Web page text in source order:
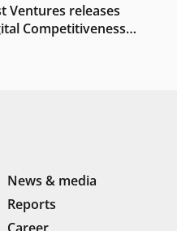
Ventures releases
Competitiveness
News & media
Reports
Career